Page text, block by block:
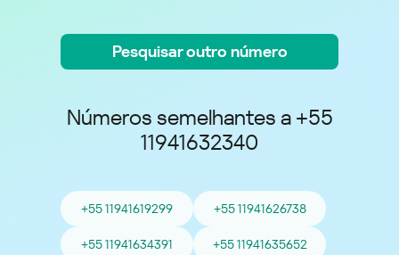
Pesquisar outro número
Números semelhantes a +55
11941632340
+55 11941619299 +55 11941626738
+55 11941634391 +55 11941635652